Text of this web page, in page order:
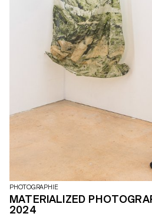
PHOTOGRAPHIE
MATERIALIZED
2024